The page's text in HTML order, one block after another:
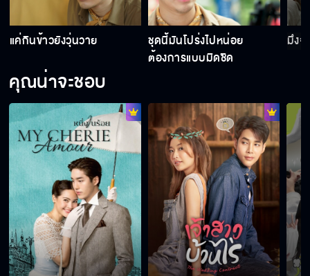
มักกะลีที่รัก เร็วๆ นี้
แค่กินข้าวยังวุ่นวาย
ชุดนี้มันโปร่งไปหน่อย
ต้องการแบบมิดชิด
มึงจ
คุณน่าจะชอบ